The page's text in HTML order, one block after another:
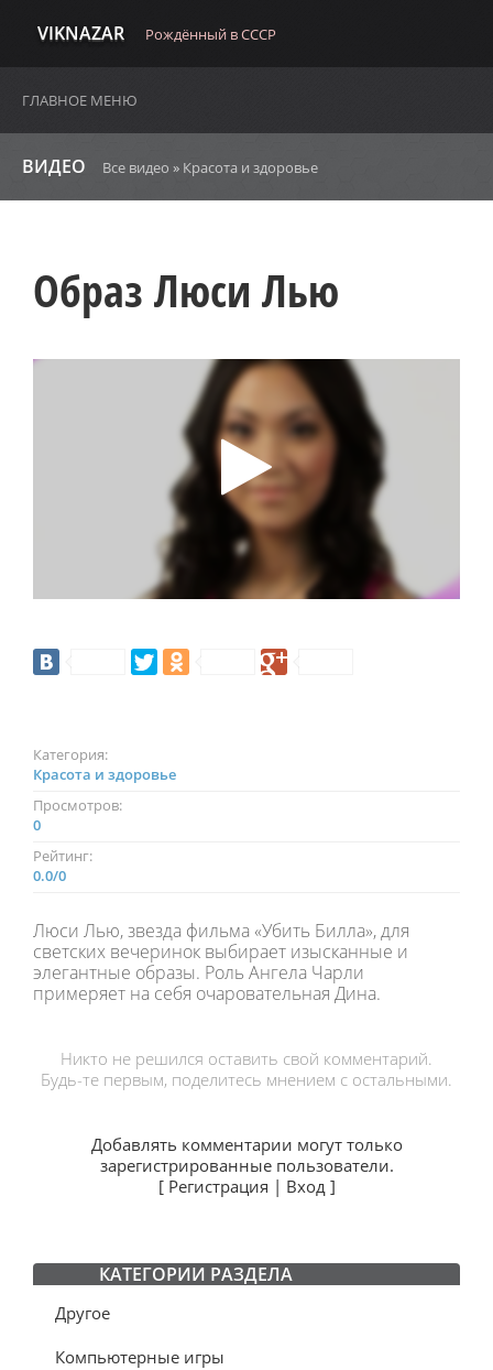
VIKNAZAR Рождённый в СССР
ГЛАВНОЕ МЕНЮ
ВИДЕО Все видео » Красота и здоровье
Образ Люси Лью
Категория:
Красота и здоровье
Просмотров:
0
Рейтинг:
0.0/0
Люси Лью, звезда фильма «Убить Билла», для
светских вечеринок выбирает изысканные и
элегантные образы. Роль Ангела Чарли
примеряет на себя очаровательная Дина.
Никто не решился оставить свой комментарий.
Будь-те первым, поделитесь мнением с остальными.
Добавлять комментарии могут только
зарегистрированные пользователи.
[ Регистрация | Вход]
КАТЕГОРИИ РАЗДЕЛА
Другое
Компьютерные игры